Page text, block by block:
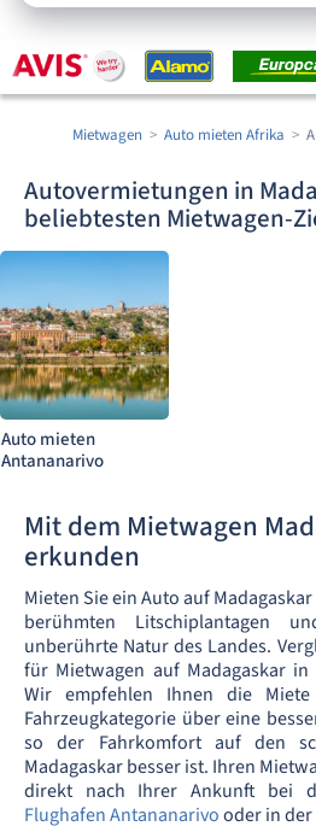
Mietwagen Auto mieten Afrika
Autovermietungen in
beliebtesten Mietwagen-
Auto mieten
Antananarivo
Mit dem Mietwagen
erkunden
Mieten Sie ein Auto auf
berühmten Litschiplantagen
unberührte Natur des Landes.
für Mietwagen auf Madagaskar in
Wir empfehlen Ihnen die
Fahrzeugkategorie über eine
so der Fahrkomfort auf den
Madagaskar besser ist. Ihren
direkt nach Ihrer Ankunft bei
Flughafen Antananarivooder in der